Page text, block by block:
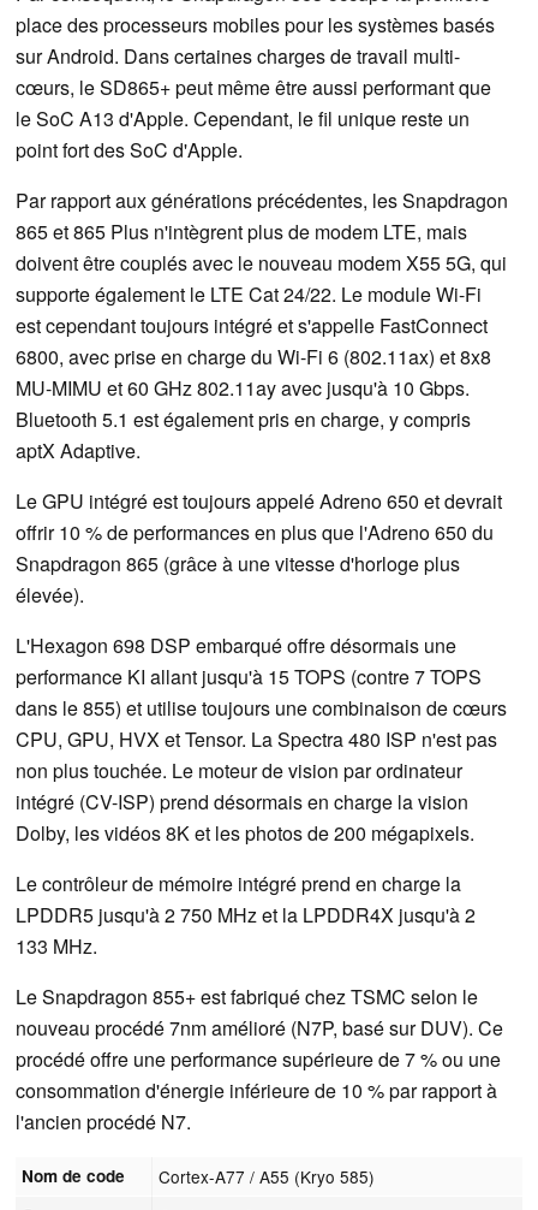
place des processeurs mobiles pour les systèmes basés
sur Android. Dans certaines charges de travail multi-
cœurs, le SD865+ peut même être aussi performant que
le SoC A13 d'Apple. Cependant, le fil unique reste un
point fort des SoC d'Apple.
Par rapport aux générations précédentes, les Snapdragon
865 et 865 Plus n'intègrent plus de modem LTE, mais
doivent être couplés avec le nouveau modem X55 5G, qui
supporte également le LTE Cat 24/22. Le module Wi-Fi
est cependant toujours intégré et s'appelle FastConnect
6800, avec prise en charge du Wi-Fi 6 (802.11ax) et 8x8
MU-MIMU et 60 GHz 802.11ay avec jusqu'à 10 Gbps.
Bluetooth 5.1 est également pris en charge, y compris
aptX Adaptive.
Le GPU intégré est toujours appelé Adreno 650 et devrait
offrir 10 % de performances en plus que l'Adreno 650 du
Snapdragon 865 (grâce à une vitesse d'horloge plus
élevée).
L'Hexagon 698 DSP embarqué offre désormais une
performance KI allant jusqu'à 15 TOPS (contre 7 TOPS
dans le 855) et utilise toujours une combinaison de cœurs
CPU, GPU, HVX et Tensor. La Spectra 480 ISP n'est pas
non plus touchée. Le moteur de vision par ordinateur
intégré (CV-ISP) prend désormais en charge la vision
Dolby, les vidéos 8K et les photos de 200 mégapixels.
Le contrôleur de mémoire intégré prend en charge la
LPDDR5 jusqu'à 2 750 MHz et la LPDDR4X jusqu'à 2
133 MHz.
Le Snapdragon 855+ est fabriqué chez TSMC selon le
nouveau procédé 7nm amélioré (N7P, basé sur DUV). Ce
procédé offre une performance supérieure de 7 % ou une
consommation d'énergie inférieure de 10 % par rapport à
l'ancien procédé N7.
Nom de code Cortex-A77 / A55 (Kryo 585)